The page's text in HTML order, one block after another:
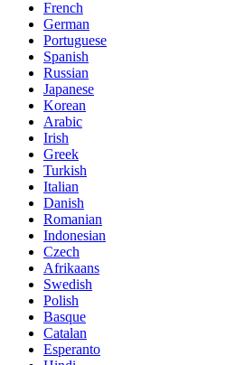
French
German
Portuguese
Spanish
Russian
Japanese
Korean
Arabic
Irish
Greek
Turkish
Italian
Danish
Romanian
Indonesian
Czech
Afrikaans
Swedish
Polish
Basque
Catalan
Esperanto